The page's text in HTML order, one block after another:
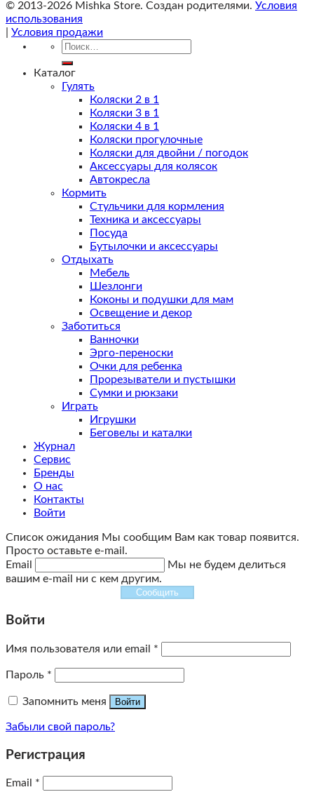
© 2013-2026 Mishka Store. Cоздан родителями. Условия
использования
Условия продажи
Искать:
Каталог
Гулять
Коляски 2 в 1
Коляски 3 в 1
Коляски 4 в 1
Коляски прогулочные
Коляски для двойни / погодок
Аксессуары для колясок
Автокресла
Кормить
Стульчики для кормления
Техника и аксессуары
Посуда
Бутылочки и аксессуары
Отдыхать
Мебель
Шезлонги
Коконы и подушки для мам
Освещение и декор
Заботиться
Ванночки
Эрго-переноски
Очки для ребенка
Прорезыватели и пустышки
Сумки и рюкзаки
Играть
Игрушки
Беговелы и каталки
Журнал
Сервис
Бренды
О нас
Контакты
Войти
Список ожидания Мы сообщим Вам как товар появится.
Просто оставьте e-mail.
Email
Мы не будем делиться
вашим e-mail ни с кем другим.
Сообщить
Войти
Имя пользователя или email *
Пароль *
Запомнить меня Войти
Забыли свой пароль?
Регистрация
Email *